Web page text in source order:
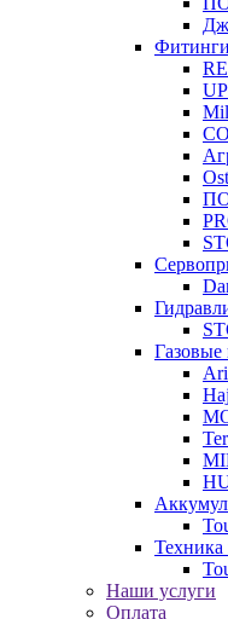
Газовые
Наши услуги
Оплата